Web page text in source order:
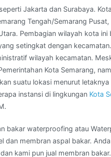
Jakarta dan Surabaya.
Tengah/Semarang Pusat,
Pembagian wilayah kota
setingkat dengan
wilayah kecamatan.
Kota Semarang,
suatu lokasi menurut
instansi di lingkungan Kota
bakar waterproofing atau
dan membran aspal bakar.
kami pun jual membran